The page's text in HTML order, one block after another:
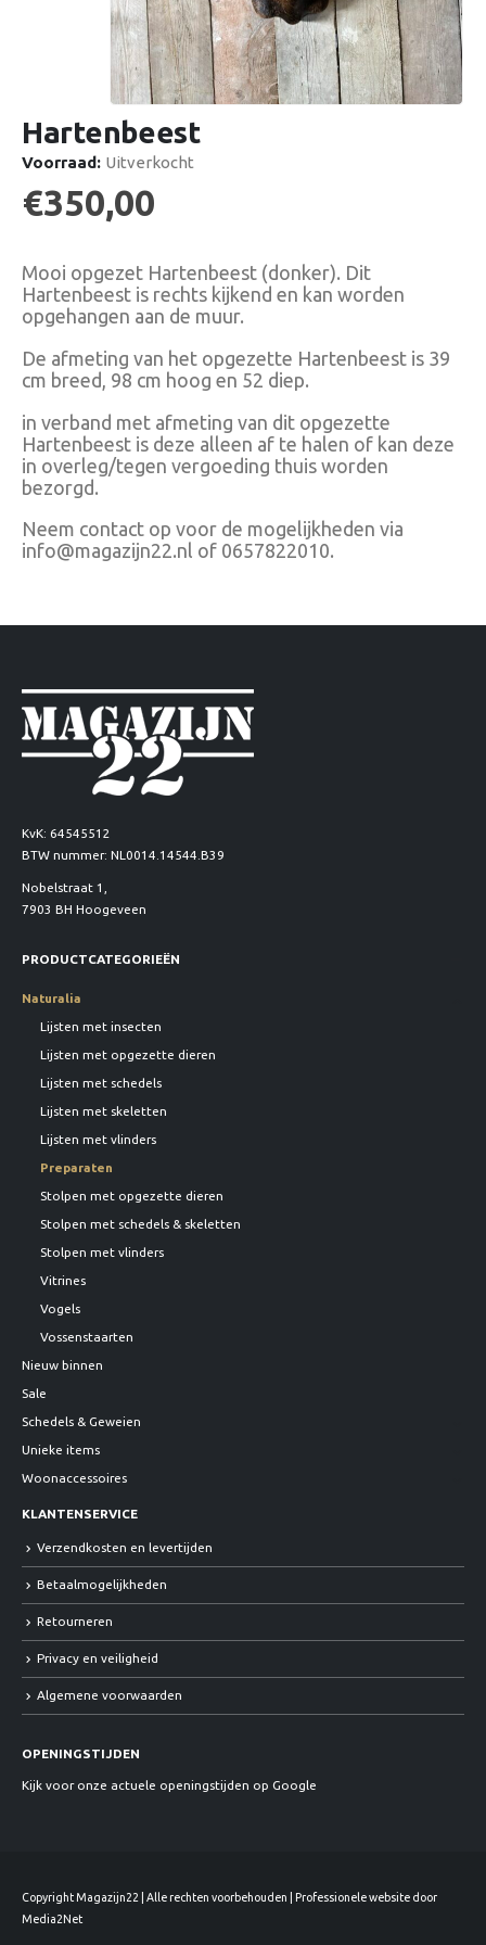
Hartenbeest
Voorraad: Uitverkocht
€350,00
Mooi opgezet Hartenbeest (donker). Dit
Hartenbeest is rechts kijkend en kan worden
opgehangen aan de muur.
De afmeting van het opgezette Hartenbeest is 39
cm breed, 98 cm hoog en 52 diep.
in verband met afmeting van dit opgezette
Hartenbeest is deze alleen af te halen of kan deze
in overleg/tegen vergoeding thuis worden
bezorgd.
Neem contact op voor de mogelijkheden via
info@magazijn22.nl of 0657822010.
KvK: 64545512
BTW nummer: NL0014.14544.B39
Nobelstraat 1,
7903 BH Hoogeveen
PRODUCTCATEGORIEËN
Naturalia
Lijsten met insecten
Lijsten met opgezette dieren
Lijsten met schedels
Lijsten met skeletten
Lijsten met vlinders
Preparaten
Stolpen met opgezette dieren
Stolpen met schedels & skeletten
Stolpen met vlinders
Vitrines
Vogels
Vossenstaarten
Nieuw binnen
Sale
Schedels & Geweien
Unieke items
Woonaccessoires
KLANTENSERVICE
Verzendkosten en levertijden
Betaalmogelijkheden
Retourneren
Privacy en veiligheid
Algemene voorwaarden
OPENINGSTIJDEN
Kijk voor onze actuele openingstijden op Google
Copyright Magazijn22 | Alle rechten voorbehouden | Professionele website door
Media2Net